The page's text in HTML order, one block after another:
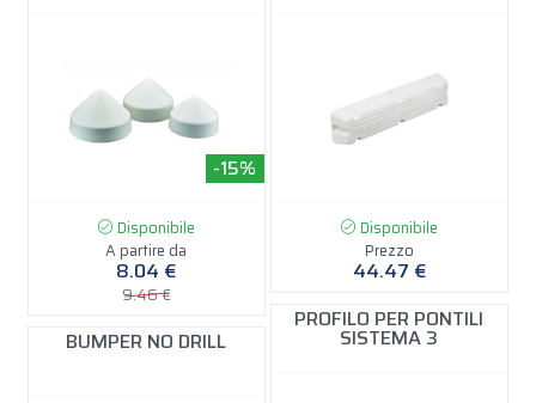
-15%
Disponibile
A partire da
8.04 €
9.46 €
Disponibile
Prezzo
44.47 €
PROFILO PER PONTILI
SISTEMA 3
BUMPER NO DRILL